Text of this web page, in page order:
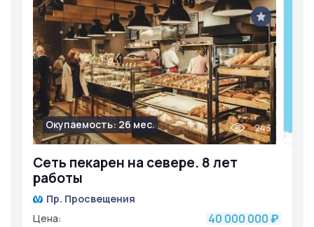
Сеть пекарен на севере. 8 лет
работы
Окупаемость: 26 мес. 243
Пр. Просвещения
Цена:
40 000 000 ₽